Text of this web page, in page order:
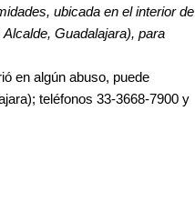
ubicada en el interior de
Guadalajara), para
en algún abuso, puede
teléfonos 33-3668-7900 y